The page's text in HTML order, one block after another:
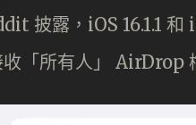
披露，iOS 16.1.1
「所有人」 AirDrop